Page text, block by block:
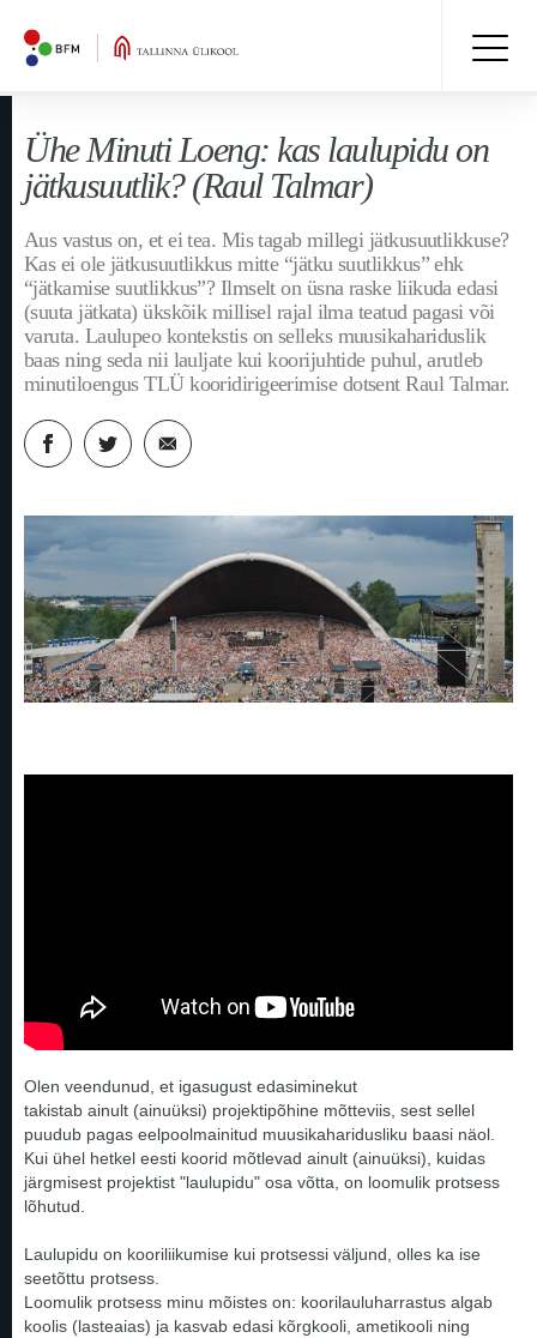
Ühe Minuti Loeng: kas laulupidu on
jätkusuutlik? (Raul Talmar)
Aus vastus on, et ei tea. Mis tagab millegi jätkusuutlikkuse?
Kas ei ole jätkusuutlikkus mitte “jätku suutlikkus” ehk
“jätkamise suutlikkus”? Ilmselt on üsna raske liikuda edasi
(suuta jätkata) ükskõik millisel rajal ilma teatud pagasi või
varuta. Laulupeo kontekstis on selleks muusikahariduslik
baas ning seda nii lauljate kui koorijuhtide puhul, arutleb
minutiloengus TLÜ kooridirigeerimise dotsent Raul Talmar.
Olen veendunud, et igasugust edasiminekut
takistab ainult (ainuüksi) projektipõhine mõtteviis, sest sellel
puudub pagas eelpoolmainitud muusikaharidusliku baasi näol.
Kui ühel hetkel eesti koorid mõtlevad ainult (ainuüksi), kuidas
järgmisest projektist "laulupidu" osa võtta, on loomulik protsess
lõhutud.
Laulupidu on kooriliikumise kui protsessi väljund, olles ka ise
seetõttu protsess.
Loomulik protsess minu mõistes on: koorilauluharrastus algab
koolis (lasteaias) ja kasvab edasi kõrgkooli, ametikooli ning